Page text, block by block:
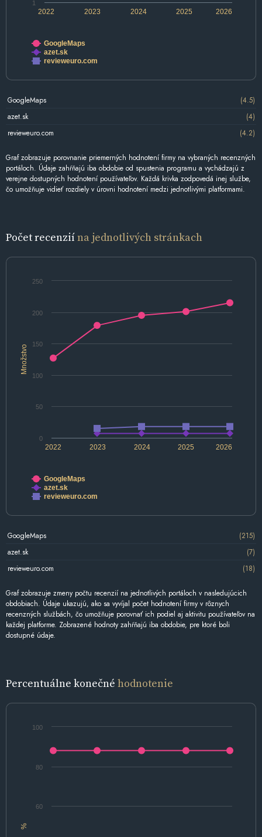
2022 2024 2026
2023 2025
1
GoogleMaps
azet.sk
revieweuro.com
GoogleMaps
(4.5)
azet.sk
(4)
revieweuro.com
(4.2)
Graf zobrazuje porovnanie priemerných hodnotení firmy na vybraných recenzných
portáloch. Údaje zahŕňajú iba obdobie od spustenia programu a vychádzajú z
verejne dostupných hodnotení používateľov. Každá krivka zodpovedá inej službe,
čo umožňuje vidieť rozdiely v úrovni hodnotení medzi jednotlivými platformami.
Počet recenziína jednotlivých stránkach
Množstvo
2022 2024 2026
2023 2025
0
50
100
150
200
250
GoogleMaps
azet.sk
revieweuro.com
GoogleMaps
(215)
azet.sk
(7)
revieweuro.com
(18)
Graf zobrazuje zmeny počtu recenzií na jednotlivých portáloch v nasledujúcich
obdobiach. Údaje ukazujú, ako sa vyvíjal počet hodnotení firmy v rôznych
recenzných službách, čo umožňuje porovnať ich podiel aj aktivitu používateľov na
každej platforme. Zobrazené hodnoty zahŕňajú iba obdobie, pre ktoré boli
dostupné údaje.
Percentuálne konečné hodnotenie
%
60
80
100